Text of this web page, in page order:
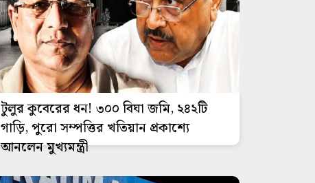
টুলুর কুবেরের ধন! ৩০০ বিঘা জমি, ২৪২টি
গাড়ি, পুরো সম্পত্তির খতিয়ান প্রকাশ্যে
আনলেন মুখ্যমন্ত্রী